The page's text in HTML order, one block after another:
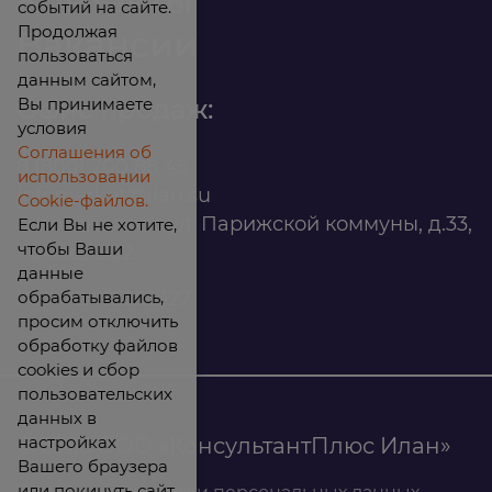
Вакансии
Офис продаж:
infomarket@ilan.su
г. Красноярск, ул. Парижской коммуны, д.33,
помещ. 302
ИНН: 2465263327
© 2026 ООО «КонсультантПлюс Илан»
событий на сайте.
Продолжая
пользоваться
данным сайтом,
Вы принимаете
условия
Соглашения об
использовании
Cookie-файлов.
Если Вы не хотите,
чтобы Ваши
данные
обрабатывались,
просим отключить
обработку файлов
cookies и сбор
пользовательских
данных в
настройках
Вашего браузера